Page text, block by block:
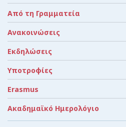
Από τη Γραμματεία
Ανακοινώσεις
Εκδηλώσεις
Υποτροφίες
Erasmus
Ακαδημαϊκό Ημερολόγιο